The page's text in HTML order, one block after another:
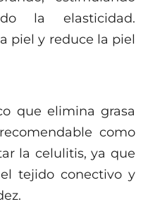
la elasticidad.
piel y reduce la piel
que elimina grasa
como
la celulitis, ya que
tejido conectivo y